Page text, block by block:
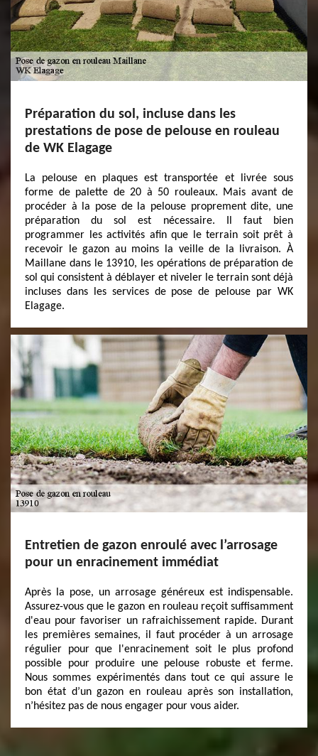
Préparation du sol, incluse dans les
prestations de pose de pelouse en rouleau
de WK Elagage
La pelouse en plaques est transportée et livrée sous
forme de palette de 20 à 50 rouleaux. Mais avant de
procéder à la pose de la pelouse proprement dite, une
préparation du sol est nécessaire. Il faut bien
programmer les activités afin que le terrain soit prêt à
recevoir le gazon au moins la veille de la livraison. À
Maillane dans le 13910, les opérations de préparation de
sol qui consistent à déblayer et niveler le terrain sont déjà
incluses dans les services de pose de pelouse par WK
Elagage.
Entretien de gazon enroulé avec l’arrosage
pour un enracinement immédiat
Après la pose, un arrosage généreux est indispensable.
Assurez-vous que le gazon en rouleau reçoit suffisamment
d'eau pour favoriser un rafraichissement rapide. Durant
les premières semaines, il faut procéder à un arrosage
régulier pour que l'enracinement soit le plus profond
possible pour produire une pelouse robuste et ferme.
Nous sommes expérimentés dans tout ce qui assure le
bon état d’un gazon en rouleau après son installation,
n’hésitez pas de nous engager pour vous aider.